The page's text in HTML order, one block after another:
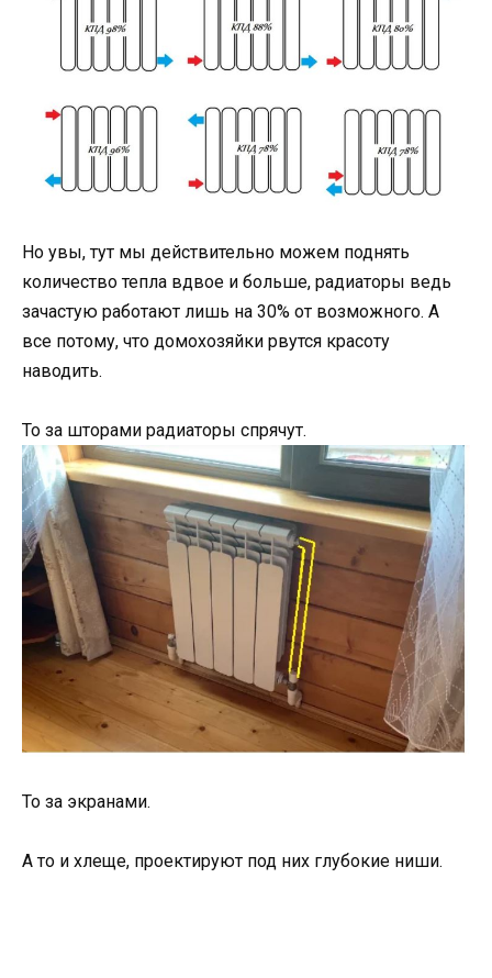
Но увы, тут мы действительно можем поднять
количество тепла вдвое и больше, радиаторы ведь
зачастую работают лишь на 30% от возможного. А
все потому, что домохозяйки рвутся красоту
наводить.
То за шторами радиаторы спрячут.
То за экранами.
А то и хлеще, проектируют под них глубокие ниши.